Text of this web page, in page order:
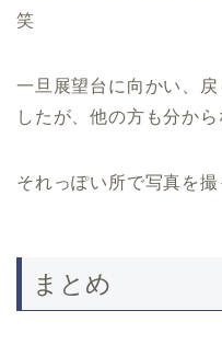
笑
一旦展望台に向かい、
したが、他の方も分から
それっぽい所で写真を撮
まとめ